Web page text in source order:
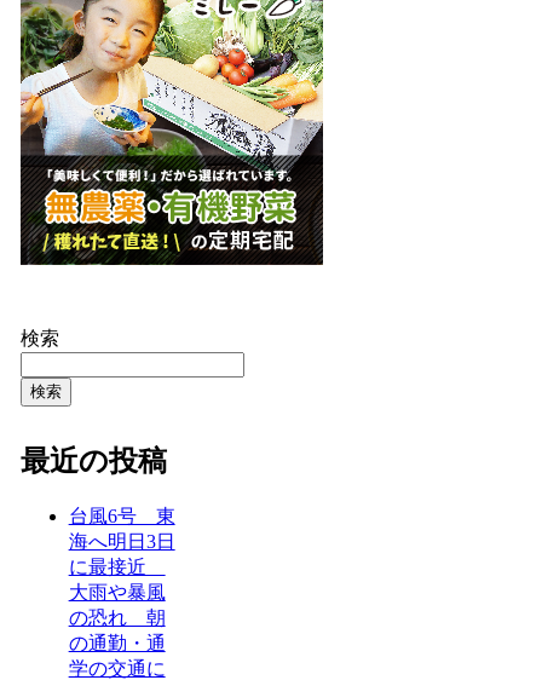
検索
検索
最近の投稿
台風6号 東
海へ明日3日
に最接近
大雨や暴風
の恐れ 朝
の通勤・通
学の交通に